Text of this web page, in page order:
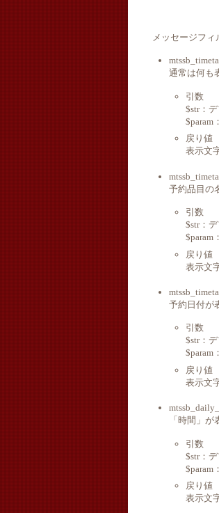
メッセージフィ
通常は何も
引数
$str：
$param
戻り値
表示文
予約品目の
引数
$str：
$param
戻り値
表示文
予約日付が
引数
$str：
$param
戻り値
表示文
「時間」が
引数
$str：
$param
戻り値
表示文